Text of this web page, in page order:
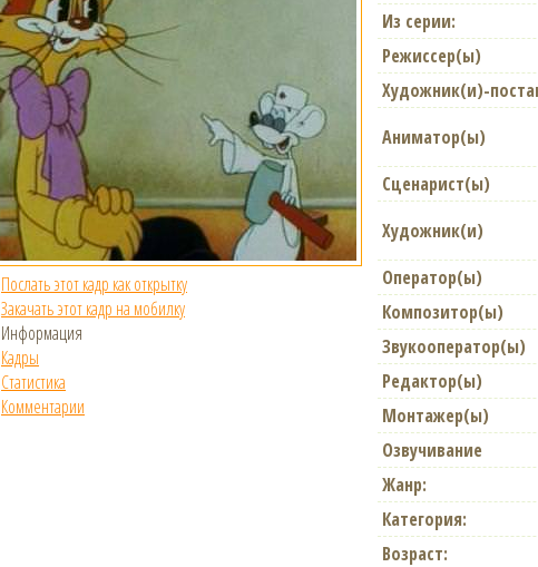
Послать этот кадр как открытку
Закачать этот кадр на мобилку
Информация
Кадры
Статистика
Комментарии
Из серии:
Режиссер(ы)
Художник(и)-
Аниматор(ы)
Сценарист(ы)
Художник(и)
Оператор(ы)
Композитор(ы)
Звукооператор(ы)
Редактор(ы)
Монтажер(ы)
Озвучивание
Жанр:
Категория:
Возраст: